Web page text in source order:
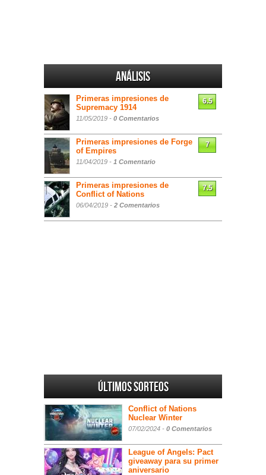
Análisis
Primeras impresiones de
Supremacy 1914
11/05/2019 - 0 Comentarios
6.5
Primeras impresiones de Forge
of Empires
11/04/2019 - 1 Comentario
7
Primeras impresiones de
Conflict of Nations
06/04/2019 - 2 Comentarios
7.5
Últimos sorteos
Conflict of Nations
Nuclear Winter
07/02/2024 - 0 Comentarios
League of Angels: Pact
giveaway para su primer
aniversario